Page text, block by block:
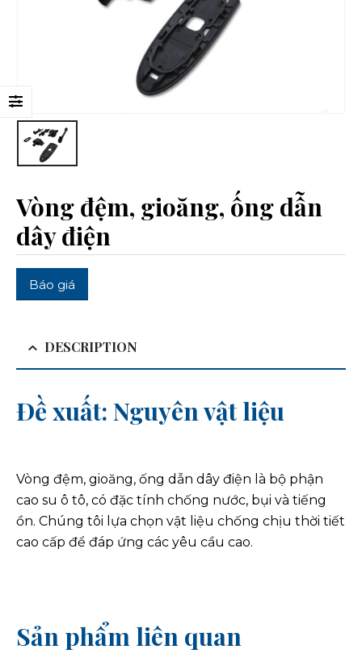
Vòng đệm, gioăng, ống dẫn
dây điện
Báo giá
DESCRIPTION
Đề xuất: Nguyên vật liệu
Vòng đệm, gioăng, ống dẫn dây điện là bộ phận
cao su ô tô, có đặc tính chống nước, bụi và tiếng
ồn. Chúng tôi lựa chọn vật liệu chống chịu thời tiết
cao cấp để đáp ứng các yêu cầu cao.
Sản phẩm liên quan